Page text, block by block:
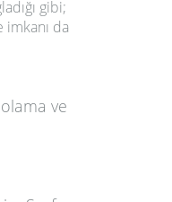
gibi;
da
ve